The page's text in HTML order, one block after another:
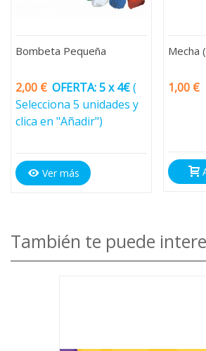
Bombeta Pequeña
2,00 € OFERTA: 5 x 4€(
Selecciona 5 unidades y
clica en "Añadir")
Ver más
Mecha
1,00 €
También te puede